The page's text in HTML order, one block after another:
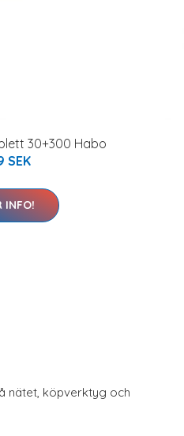
30+300 Habo
SEK
INFO!
nätet, köpverktyg och